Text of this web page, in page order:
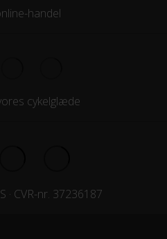
handel
cykelglæde
· CVR-nr. 37236187